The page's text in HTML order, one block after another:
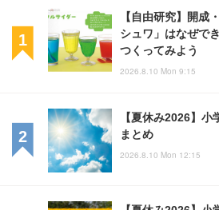
【自由研究】開成
シュワ」はなぜで
つくってみよう
2026.8.10 Mon 9:15
【夏休み2026】
まとめ
2026.8.10 Mon 12:15